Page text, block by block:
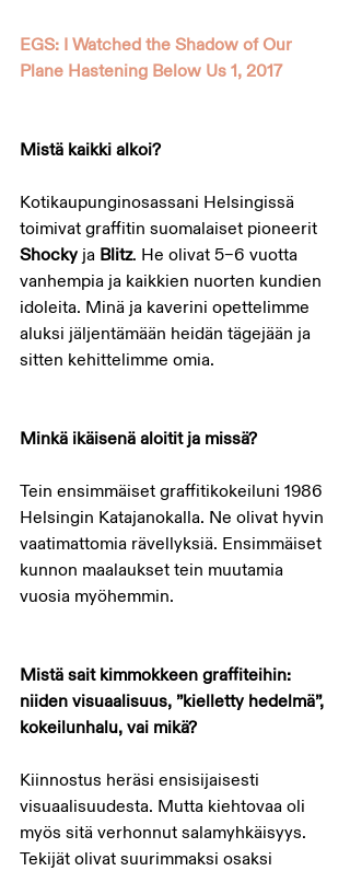
EGS: I Watched the Shadow of Our
Plane Hastening Below Us 1, 2017
Mistä kaikki alkoi?
Kotikaupunginosassani Helsingissä
toimivat graffitin suomalaiset pioneerit
Shocky ja Blitz. He olivat 5–6 vuotta
vanhempia ja kaikkien nuorten kundien
idoleita. Minä ja kaverini opettelimme
aluksi jäljentämään heidän tägejään ja
sitten kehittelimme omia.
Minkä ikäisenä aloitit ja missä?
Tein ensimmäiset graffitikokeiluni 1986
Helsingin Katajanokalla. Ne olivat hyvin
vaatimattomia rävellyksiä. Ensimmäiset
kunnon maalaukset tein muutamia
vuosia myöhemmin.
Mistä sait kimmokkeen graffiteihin:
niiden visuaalisuus, ”kielletty hedelmä”,
kokeilunhalu, vai mikä?
Kiinnostus heräsi ensisijaisesti
visuaalisuudesta. Mutta kiehtovaa oli
myös sitä verhonnut salamyhkäisyys.
Tekijät olivat suurimmaksi osaksi